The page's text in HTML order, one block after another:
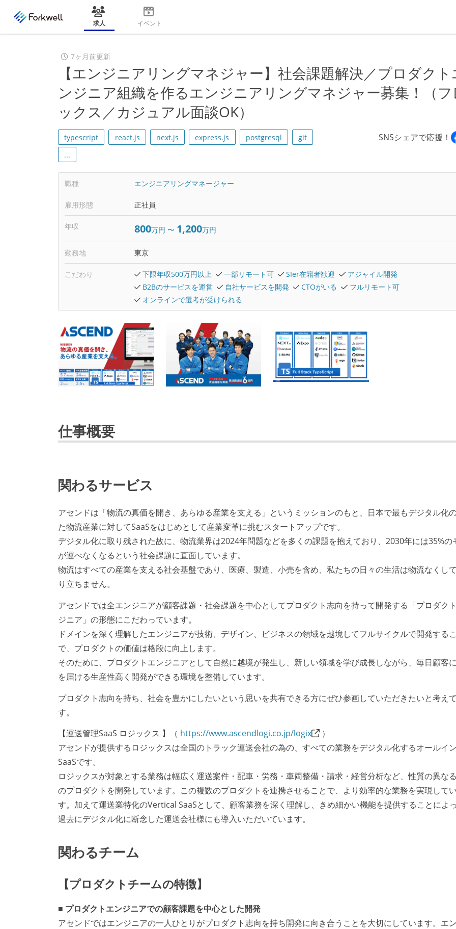
求人 イベント
7ヶ月前更新
【エンジニアリングマネジャー】社会課題解決／プロダクト
ンジニア組織を作るエンジニアリングマネジャー募集！（フ
ックス／カジュアル面談OK）
typescript react.js next.js express.js postgresql
git
...
SNSシェアで応援！
職種 エンジニアリングマネージャー
雇用形態 正社員
年収 800万円 〜 1,200万円
勤務地 東京
こだわり 下限年収500万円以上 一部リモート可 SIer在籍者歓迎
アジャイル開発
B2Bのサービスを運営
自社サービスを開発 CTOがいる
フルリモート可
オンラインで選考が受けられる
仕事概要
関わるサービス
アセンドは「物流の真価を開き、あらゆる産業を支える」というミッションのもと、日本で最もデジタル化
た物流産業に対してSaaSをはじめとして産業変革に挑むスタートアップです。
デジタル化に取り残された故に、物流業界は2024年問題などを多くの課題を抱えており、2030年には35%の
が運べなくなるという社会課題に直面しています。
物流はすべての産業を支える社会基盤であり、医療、製造、小売を含め、私たちの日々の生活は物流なくし
り立ちません。
アセンドでは全エンジニアが顧客課題・社会課題を中心としてプロダクト志向を持って開発する「プロダク
ジニア」の形態にこだわっています。
ドメインを深く理解したエンジニアが技術、デザイン、ビジネスの領域を越境してフルサイクルで開発する
で、プロダクトの価値は格段に向上します。
そのために、プロダクトエンジニアとして自然に越境が発生し、新しい領域を学び成長しながら、毎日顧客
を届ける生産性高く開発ができる環境を整備しています。
プロダクト志向を持ち、社会を豊かにしたいという思いを共有できる方にぜひ参画していただきたいと考え
す。
【運送管理SaaS ロジックス 】（ https://www.ascendlogi.co.jp/logix
）
アセンドが提供するロジックスは全国のトラック運送会社の為の、すべての業務をデジタル化するオールイ
SaaSです。
ロジックスが対象とする業務は幅広く運送案件・配車・労務・車両整備・請求・経営分析など、性質の異な
のプロダクトを開発しています。この複数のプロダクトを連携させることで、より効率的な業務を実現して
す。加えて運送業特化のVertical SaaSとして、顧客業務を深く理解し、きめ細かい機能を提供することによっ
過去にデジタル化に断念した運送会社様にも導入いただいています。
関わるチーム
【プロダクトチームの特徴】
■ プロダクトエンジニアでの顧客課題を中心とした開発
アセンドではエンジニアの一人ひとりがプロダクト志向を持ち開発に向き合うことを大切にしています。エ